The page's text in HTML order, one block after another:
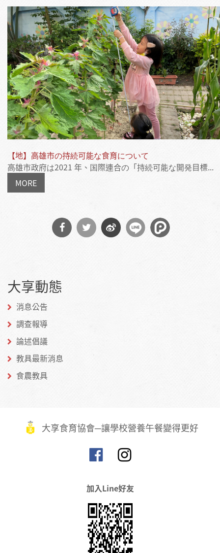
【地】高雄市の持続可能な食育について
高雄市政府は2021 年、国際連合の「持続可能な開発目標...
MORE
Facebook
大享動態
消息公告
調查報導
論述倡議
教具最新消息
食農教具
大享食育協會─讓學校營養午餐變得更好
加入Line好友